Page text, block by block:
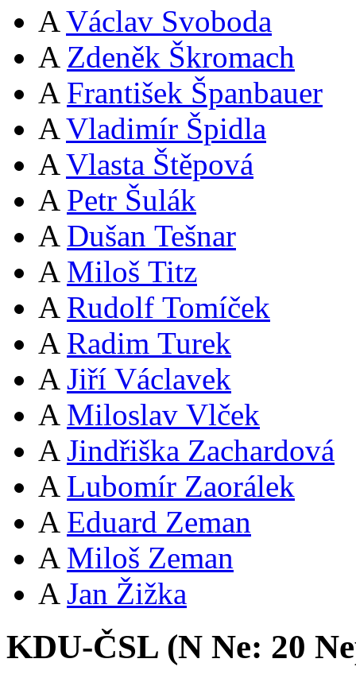
A Václav Svoboda
A Zdeněk Škromach
A František Španbauer
A Vladimír Špidla
A Vlasta Štěpová
A Petr Šulák
A Dušan Tešnar
A Miloš Titz
A Rudolf Tomíček
A Radim Turek
A Jiří Václavek
A Miloslav Vlček
A Jindřiška Zachardová
A Lubomír Zaorálek
A Eduard Zeman
A Miloš Zeman
A Jan Žižka
KDU-ČSL (N Ne: 20